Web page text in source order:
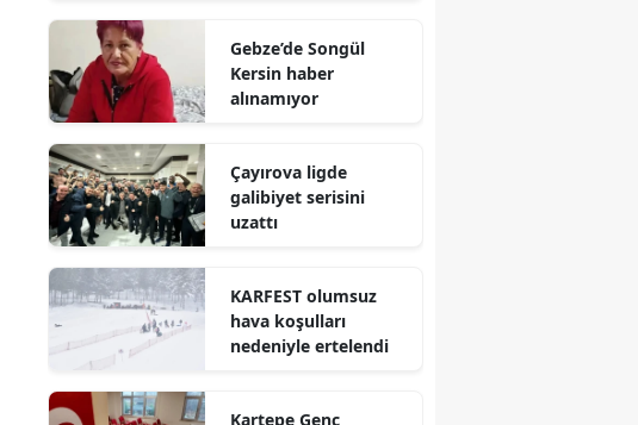
Kilis
Osmaniye
Gebze’de Songül
Kersin haber
alınamıyor
Çayırova ligde
galibiyet serisini
uzattı
KARFEST olumsuz
hava koşulları
nedeniyle ertelendi
Kartepe Genç